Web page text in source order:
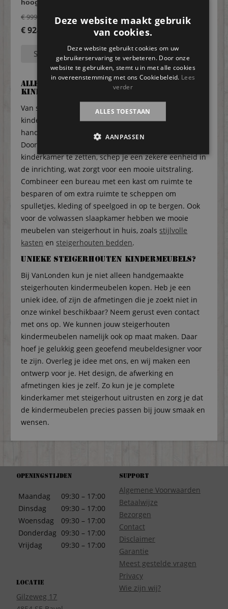
hoogslaper Marly
€999,95
Oorspronkelijke
€ 999,95.
€924,95
prijs
€ 924,95.
Selecteer opties
€109,95
Selecteer opties
Alle meubelen voor een complete
kinderkamer van steigerhout
Van steigerhout kun je niet alleen mooie
kinderbedden maken, maar ook kinderbureaus en
handige kledingkasten waar je van alles in kwijt kunt.
Door verschillende meubelen van steigerhout in je
kinderkamer te zetten, schep je een zekere eenheid in
de inrichting, wat zorgt voor een mooie uitstraling.
Combineer een bureau met een kast om ruimte te
besparen of om extra ruimte te scheppen om
spulletjes, kleding of speelgoed in op te bergen. Ook
voor de volwassen slaapkamer hebben we mooie
meubelen van steigerhout in huis, zoals stijlvolle
kasten en steigerhouten bedden.
Unieke steigerhouten kindermeubels?
Bij VanLonden kun je niet alleen handgemaakte
steigerhouten kindermeubelen kopen. Heb je een
uniek idee, of zijn de afmetingen die je zoekt niet in
onze winkel beschikbaar? Neem gerust even contact
met ons op. We kunnen jouw steigerhouten
kindermeubelen namelijk ook op maat maken. Daar
hoef je gelukkig geen geoefend meubeldesigner voor
te zijn. Overleg je idee met ons, en wij maken een
ontwerp voor je. Het design, de afwerking en
afmetingen kies je zelf. Zo kun je je complete
kinderkamer met steigerhout uitrusten en zorg je dat
de kindermeubelen precies passen bij jouw smaak en
wensen.
Openingstijden
Maandag
Dinsdag
Woensdag
Donderdag
Vrijdag
09:30 – 17:00
09:30 – 17:00
09:30 – 17:00
09:30 – 17:00
09:30 – 17:00
Locatie
Gilzeweg 17
Support
Algemene Voorwaarden
Betaalwijze
Bezorgen
Contact
Disclaimer
Garantie
Meest gestelde vragen
Privacy
Wie zijn wij?
Deze website maakt gebruik
van cookies.
Deze website gebruikt cookies om uw
gebruikerservaring te verbeteren. Door onze
website te gebruiken, stemt u in met alle cookies
in overeenstemming met ons Cookiebeleid. Lees
verder
ALLES TOESTAAN
AANPASSEN